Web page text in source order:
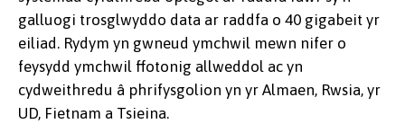
galluogi trosglwyddo data ar raddfa o 40 gigabeit yr
eiliad. Rydym yn gwneud ymchwil mewn nifer o
feysydd ymchwil ffotonig allweddol ac yn
cydweithredu â phrifysgolion yn yr Almaen, Rwsia, yr
UD, Fietnam a Tsieina.